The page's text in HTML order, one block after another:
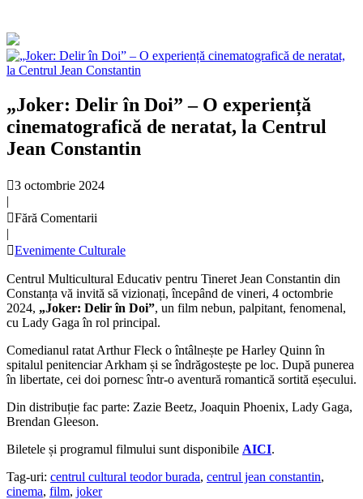
„Joker: Delir în Doi” – O experiență
cinematografică de neratat, la Centrul
Jean Constantin
3 octombrie 2024
|
Fără Comentarii
|
Evenimente Culturale
Centrul Multicultural Educativ pentru Tineret Jean Constantin din
Constanța vă invită să vizionați, începând de vineri, 4 octombrie
2024, „Joker: Delir în Doi”, un film nebun, palpitant, fenomenal,
cu Lady Gaga în rol principal.
Comedianul ratat Arthur Fleck o întâlnește pe Harley Quinn în
spitalul penitenciar Arkham și se îndrăgostește pe loc. După punerea
în libertate, cei doi pornesc într-o aventură romantică sortită eșecului.
Din distribuție fac parte: Zazie Beetz, Joaquin Phoenix, Lady Gaga,
Brendan Gleeson.
Biletele și programul filmului sunt disponibile AICI.
Tag-uri: centrul cultural teodor burada, centrul jean constantin,
cinema, film, joker